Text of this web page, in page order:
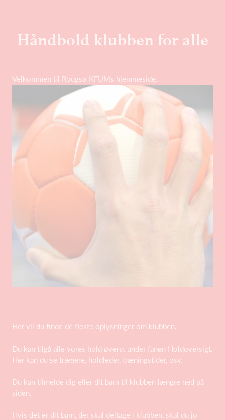
Håndbold klubben for alle
Velkommen til Rougsø KFUMs hjemmeside.
Her vil du finde de fleste oplysninger om klubben.
Du kan tilgå alle vores hold øverst under fanen Holdoversigt.
Her kan du se trænere, holdleder, træningstider, osv.
Du kan tilmelde dig eller dit barn til klubben længre ned på
siden.
Hvis det er dit barn, der skal deltage i klubben, skal du jo